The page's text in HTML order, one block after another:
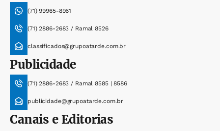
(71) 99965-8961
(71) 2886-2683 / Ramal 8526
classificados@grupoatarde.com.br
Publicidade
(71) 2886-2683 / Ramal 8585 | 8586
publicidade@grupoatarde.com.br
Canais e Editorias